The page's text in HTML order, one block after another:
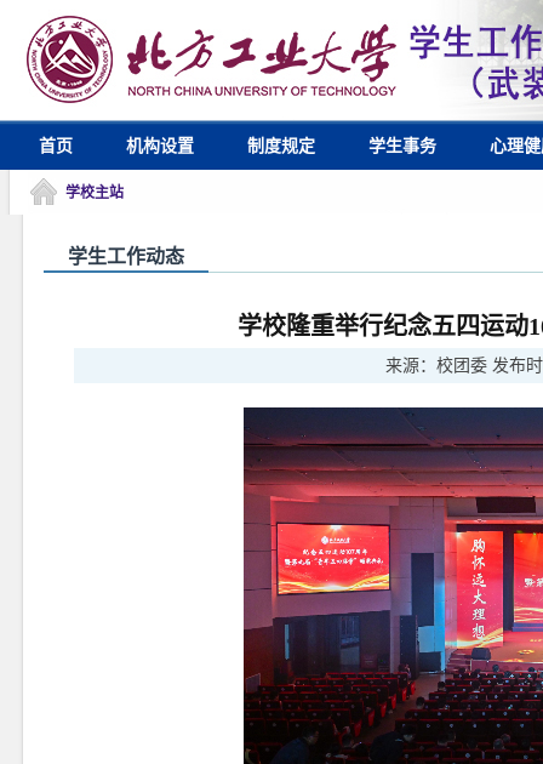
首页 机构设置 制度规定 学生事务 心理
学校主站
学生工作动态
学校隆重举行纪念五四运动
来源： 校团委 发布